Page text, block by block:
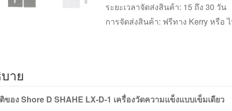
ระยะเวลาจัดส่งสินค้า: 15 ถึง 30 วัน
การจัดส่งสินค้า: ฟรีทาง Kerry หรือ
าย
อง Shore D SHAHE LX-D-1 เครื่องวัดความแข็งแบบเข็มเดียว